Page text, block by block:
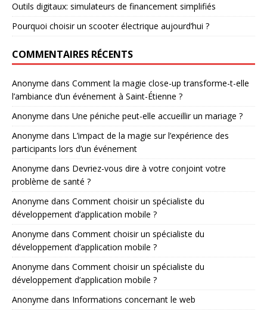
Outils digitaux: simulateurs de financement simplifiés
Pourquoi choisir un scooter électrique aujourd’hui ?
COMMENTAIRES RÉCENTS
Anonyme dans Comment la magie close-up transforme-t-elle
l’ambiance d’un événement à Saint-Étienne ?
Anonyme dans Une péniche peut-elle accueillir un mariage ?
Anonyme dans L’impact de la magie sur l’expérience des
participants lors d’un événement
Anonyme dans Devriez-vous dire à votre conjoint votre
problème de santé ?
Anonyme dans Comment choisir un spécialiste du
développement d’application mobile ?
Anonyme dans Comment choisir un spécialiste du
développement d’application mobile ?
Anonyme dans Comment choisir un spécialiste du
développement d’application mobile ?
Anonyme dans Informations concernant le web